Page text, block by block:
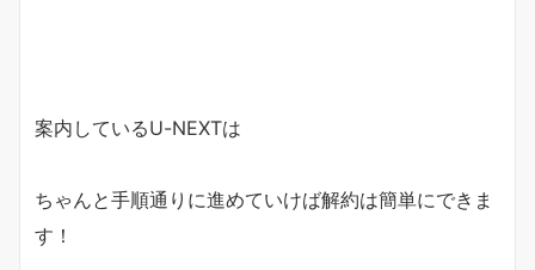
案内しているU-NEXTは
ちゃんと手順通りに進めていけば解約は簡単にできま
す！